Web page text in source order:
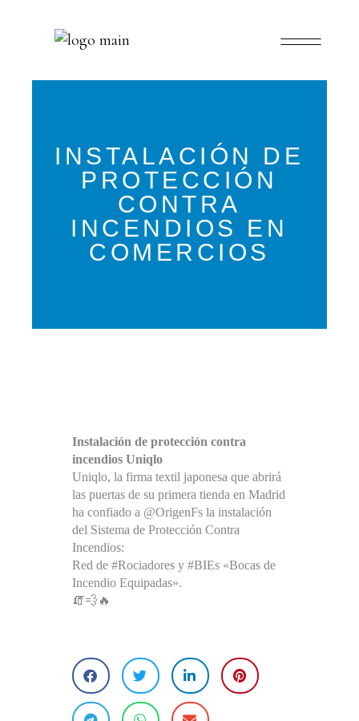
INSTALACIÓN DE
PROTECCIÓN
CONTRA
INCENDIOS EN
COMERCIOS
Instalación de protección contra
incendios Uniqlo
Uniqlo, la firma textil japonesa que abrirá
las puertas de su primera tienda en Madrid
ha confiado a @OrigenFs la instalación
del Sistema de Protección Contra
Incendios:
Red de #Rociadores y #BIEs «Bocas de
Incendio Equipadas».
🧯💨🔥